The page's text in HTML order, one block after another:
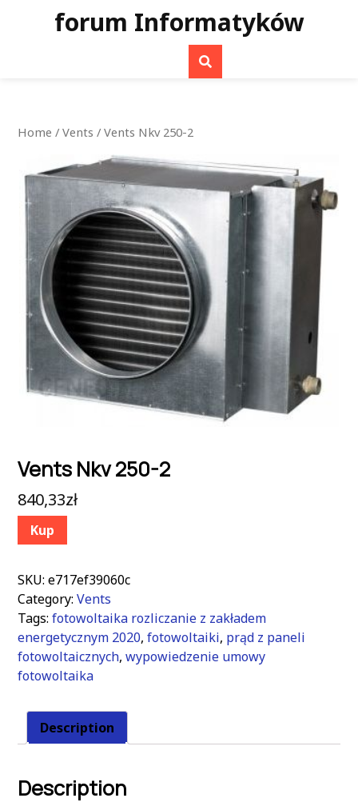
forum Informatyków
Home / Vents / Vents Nkv 250-2
Vents Nkv 250-2
840,33zł
Kup
SKU: e717ef39060c
Category: Vents
Tags: fotowoltaika rozliczanie z zakładem
energetycznym 2020, fotowoltaiki, prąd z paneli
fotowoltaicznych, wypowiedzenie umowy
fotowoltaika
Description
Description